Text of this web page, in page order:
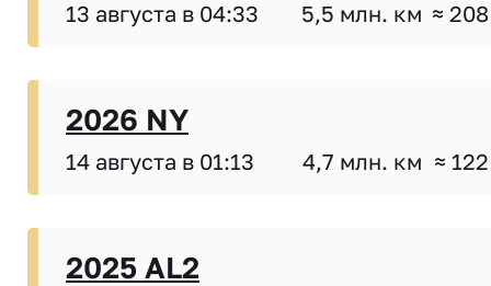
13 августа в 04:33 5,5 млн. км ≈
2026 NY
14 августа в 01:13 4,7 млн. км ≈
2025 AL2